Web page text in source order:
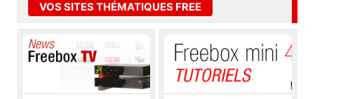
VOS SITES THÉMATIQUES FREE